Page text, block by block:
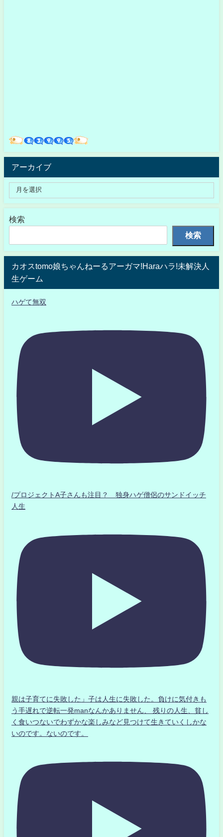
アーカイブ
検索
検索
カオスtomo娘ちゃんねーるアーガマ!Haraハラ!未解決人
生ゲーム
ハゲて無双
/プロジェクトA子さんも注目？ 独身ハゲ僧侶のサンドイッチ
人生
親は子育てに失敗した」子は人生に失敗した。負けに気付きも
う手遅れで逆転一発manなんかありません、 残りの人生、貧し
く食いつないでわずかな楽しみなど見つけて生きていくしかな
いのです。ないのです。